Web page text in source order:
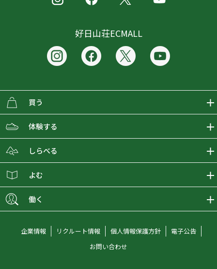
好日山荘ECMALL
買う
ECMALLの商品をさがす
取り扱いブランド一覧
ショップブログ
会員募集
体験する
おとな女子登山部
グラビティリサーチ
しらべる
登山レポート
オンラインコンシェルジュ
よむ
働く
企業情報 リクルート情報 個人情報保護方針
電子公告
お問い合わせ